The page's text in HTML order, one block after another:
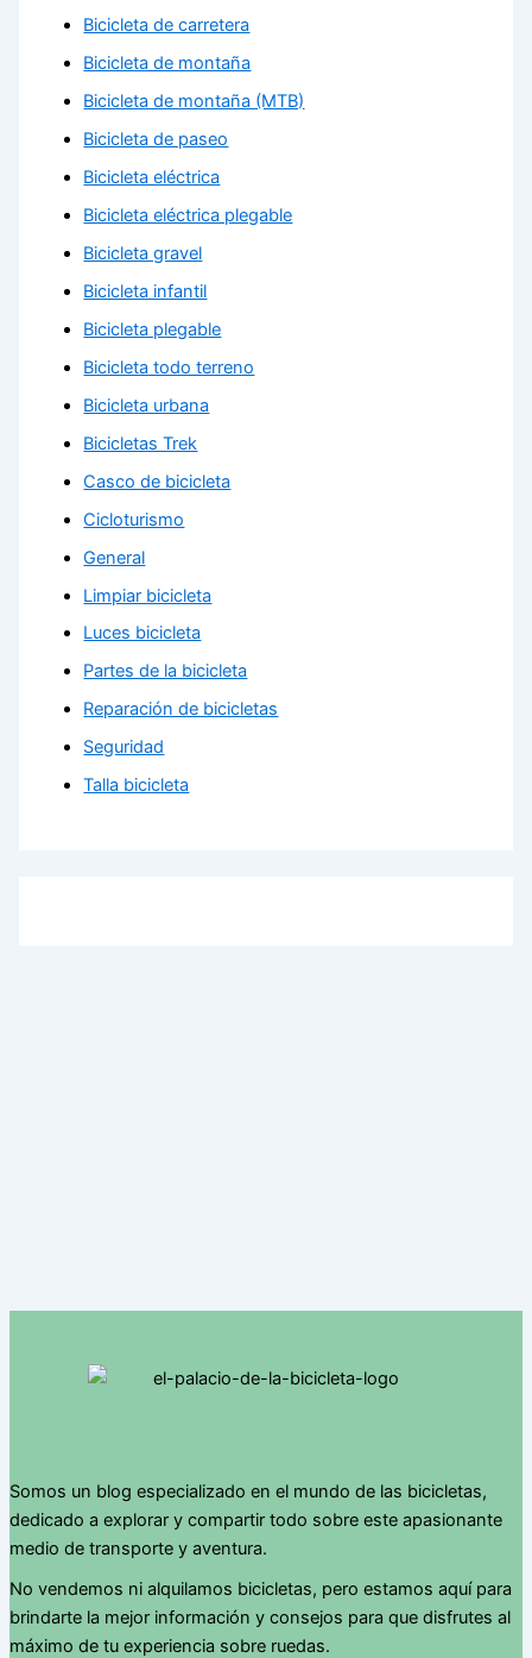
Bicicleta de carretera
Bicicleta de montaña
Bicicleta de montaña (MTB)
Bicicleta de paseo
Bicicleta eléctrica
Bicicleta eléctrica plegable
Bicicleta gravel
Bicicleta infantil
Bicicleta plegable
Bicicleta todo terreno
Bicicleta urbana
Bicicletas Trek
Casco de bicicleta
Cicloturismo
General
Limpiar bicicleta
Luces bicicleta
Partes de la bicicleta
Reparación de bicicletas
Seguridad
Talla bicicleta
Somos un blog especializado en el mundo de las bicicletas,
dedicado a explorar y compartir todo sobre este apasionante
medio de transporte y aventura.
No vendemos ni alquilamos bicicletas, pero estamos aquí para
brindarte la mejor información y consejos para que disfrutes al
máximo de tu experiencia sobre ruedas.